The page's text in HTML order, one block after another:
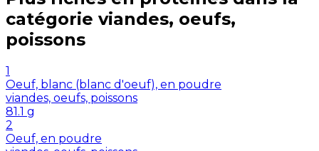
catégorie viandes, oeufs,
poissons
1
Oeuf, blanc (blanc d'oeuf), en poudre
viandes, oeufs, poissons
81.1 g
2
Oeuf, en poudre